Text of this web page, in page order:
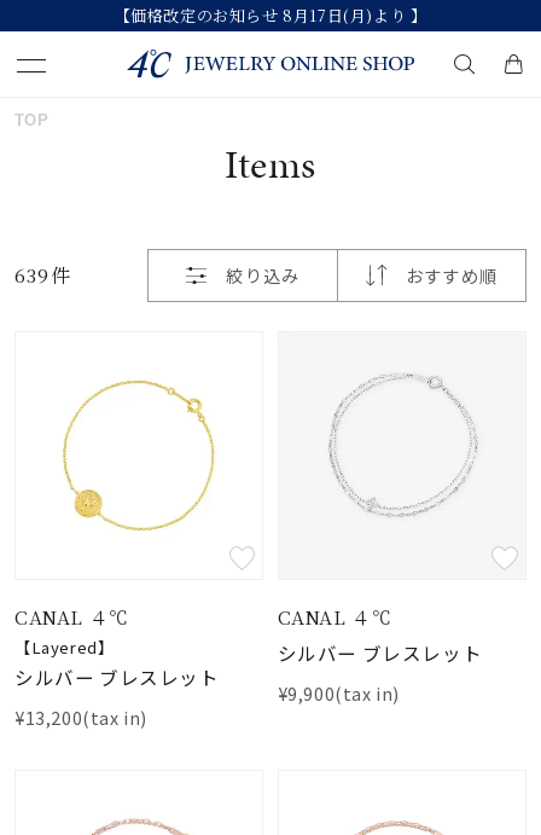
【価格改定のお知らせ 8月17日(月)より 】
#エタニティ
ブランド
カテゴリー すべてのジュエリー
カラー
TOP
Items
639件 絞り込み おすすめ順
価格が高い
お気に入り登録数
CANAL ４℃
【Layered】
シルバー ブレスレット
¥13,200(tax in)
CANAL ４℃
シルバー ブレスレット
¥9,900(tax in)